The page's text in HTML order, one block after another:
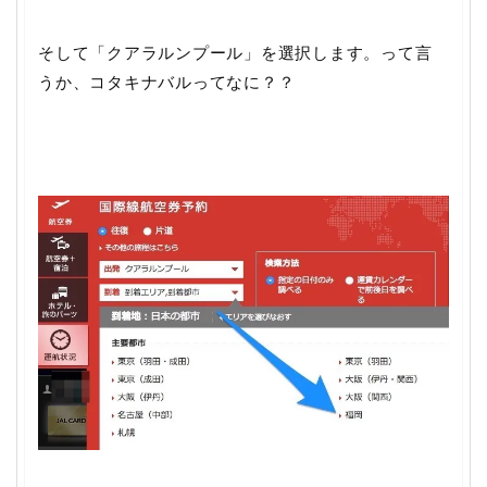
そして「クアラルンプール」を選択します。って言
うか、コタキナバルってなに？？